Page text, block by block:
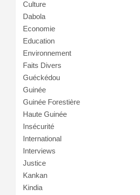
Culture
Dabola
Economie
Education
Environnement
Faits Divers
Guéckédou
Guinée
Guinée Forestière
Haute Guinée
Insécurité
International
Interviews
Justice
Kankan
Kindia